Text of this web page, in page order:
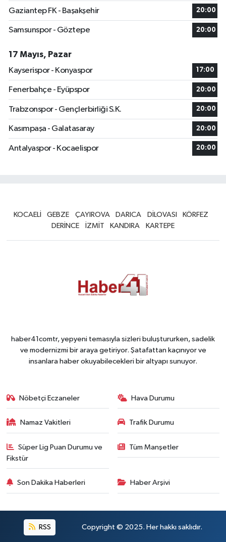
Gaziantep FK - Başakşehir 20:00
Samsunspor - Göztepe 20:00
17 Mayıs, Pazar
Kayserispor - Konyaspor
17:00
Fenerbahçe - Eyüpspor 20:00
Trabzonspor - Gençlerbirliği S.K. 20:00
Kasımpaşa - Galatasaray 20:00
Antalyaspor - Kocaelispor 20:00
KOCAELİ GEBZE ÇAYIROVA DARICA DİLOVASI
KÖRFEZ
DERİNCE
İZMİT KANDIRA KARTEPE
haber41comtr, yepyeni temasıyla sizleri buluştururken, sadelik
ve modernizmi bir araya getiriyor. Şatafattan kaçınıyor ve
insanlara haber okuyabilecekleri bir altyapı sunuyor.
Nöbetçi Eczaneler Hava Durumu
Namaz Vakitleri Trafik Durumu
Süper Lig Puan Durumu ve
Fikstür
Tüm Manşetler
Son Dakika Haberleri Haber Arşivi
RSS Copyright © 2025. Her hakkı saklıdır.